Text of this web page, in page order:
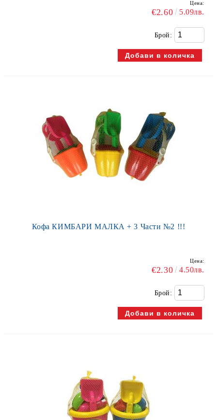
Цена:
€2.60 5.09лв.
Брой:
Кофа КИМБАРИ МАЛКА + 3 Части №2 !!!
Цена:
€2.30 4.50лв.
Брой: